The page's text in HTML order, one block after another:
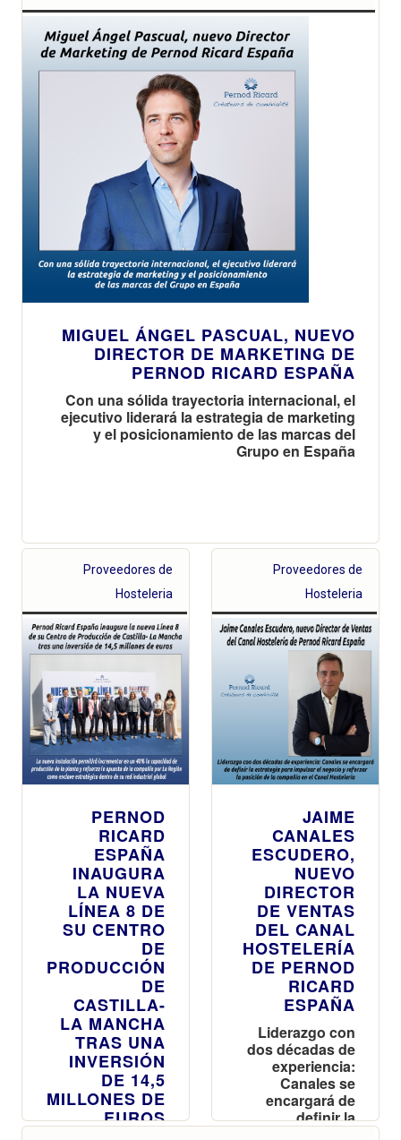
MIGUEL ÁNGEL PASCUAL, NUEVO
DIRECTOR DE MARKETING DE
PERNOD RICARD ESPAÑA
Con una sólida trayectoria internacional, el
ejecutivo liderará la estrategia de marketing
y el posicionamiento de las marcas del
Grupo en España
Proveedores de
Hosteleria
PERNOD
RICARD
ESPAÑA
INAUGURA
LA NUEVA
LÍNEA 8 DE
SU CENTRO
DE
PRODUCCIÓN
DE
CASTILLA-
LA MANCHA
TRAS UNA
INVERSIÓN
DE 14,5
MILLONES DE
EUROS
Proveedores de
Hosteleria
JAIME
CANALES
ESCUDERO,
NUEVO
DIRECTOR
DE VENTAS
DEL CANAL
HOSTELERÍA
DE PERNOD
RICARD
ESPAÑA
Liderazgo con
dos décadas de
experiencia:
Canales se
encargará de
definir la